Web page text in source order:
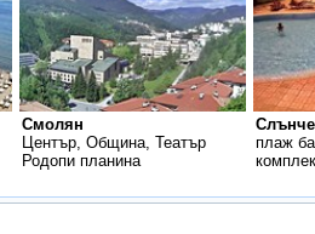
Смолян
Център, Община, Театър
Родопи планина
плаж